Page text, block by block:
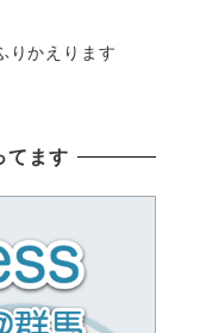
りかえります
ます